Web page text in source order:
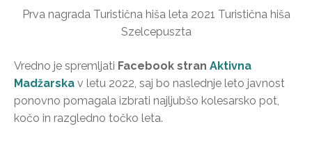
Prva nagrada Turistična hiša leta 2021 Turistična hiša
Szelcepuszta
Vredno je spremljati Facebook stran Aktivna
Madžarska v letu 2022, saj bo naslednje leto javnost
ponovno pomagala izbrati najljubšo kolesarsko pot,
kočo in razgledno točko leta.